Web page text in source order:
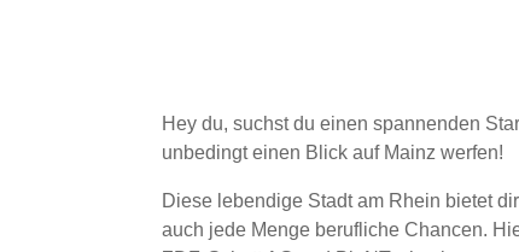
Hey du, suchst du einen spannenden
unbedingt einen Blick auf Mainz werfen!
Diese lebendige Stadt am Rhein bietet
auch jede Menge berufliche Chancen.